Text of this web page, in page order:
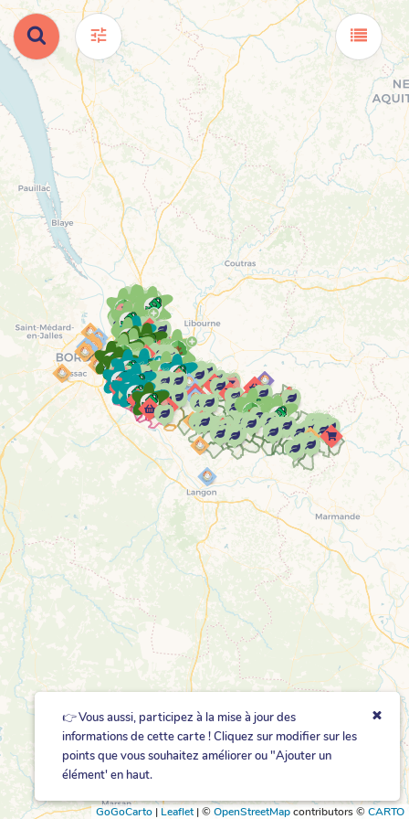
GoGoCarto | Leaflet |©OpenStreetMapcontributors ©CARTO
👉 Vous aussi, participez à la mise à jour des
informations de cette carte ! Cliquez sur modifier sur les
points que vous souhaitez améliorer ou "Ajouter un
élément' en haut.